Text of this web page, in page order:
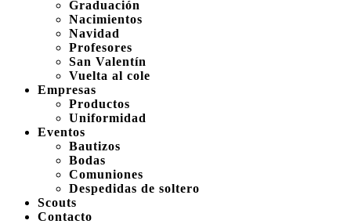
Graduación
Nacimientos
Navidad
Profesores
San Valentín
Vuelta al cole
Empresas
Productos
Uniformidad
Eventos
Bautizos
Bodas
Comuniones
Despedidas de soltero
Scouts
Contacto